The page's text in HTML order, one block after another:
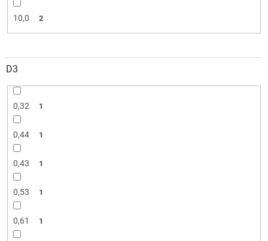
10,0 2
D3
0,32 1
0,44 1
0,43 1
0,53 1
0,61 1